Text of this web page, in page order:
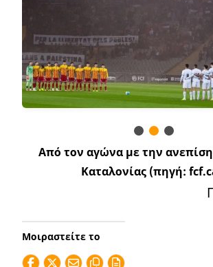
Από τον αγώνα με την
Καταλονίας (πηγή:
Μοιραστείτε το